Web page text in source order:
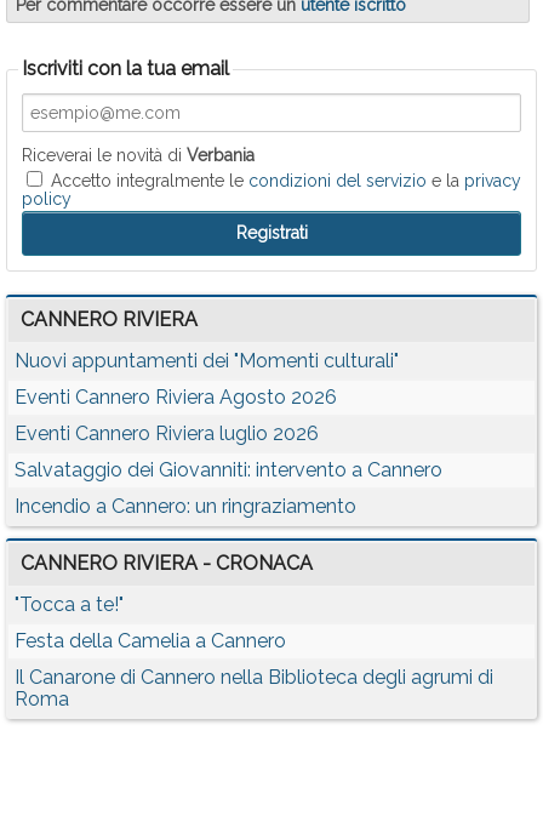
Per commentare occorre essere un utente iscritto
Iscriviti con la tua email
Riceverai le novità di Verbania
Accetto integralmente le condizioni del servizio e la privacy
policy
CANNERO RIVIERA
Nuovi appuntamenti dei "Momenti culturali"
Eventi Cannero Riviera Agosto 2026
Eventi Cannero Riviera luglio 2026
Salvataggio dei Giovanniti: intervento a Cannero
Incendio a Cannero: un ringraziamento
CANNERO RIVIERA - CRONACA
"Tocca a te!"
Festa della Camelia a Cannero
Il Canarone di Cannero nella Biblioteca degli agrumi di
Roma